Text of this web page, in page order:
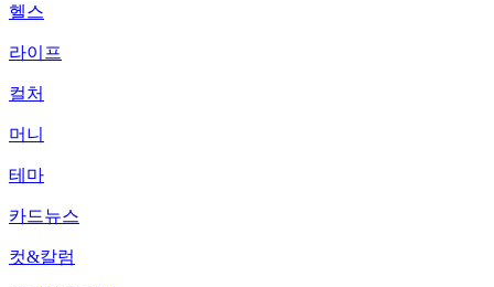
헬스
라이프
컬처
머니
테마
카드뉴스
컷&칼럼